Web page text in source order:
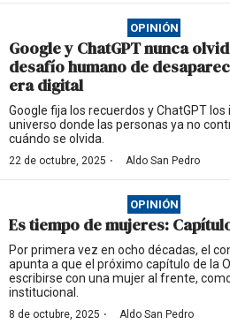
OPINIÓN
Google y ChatGPT nunca
desafío humano de
era digital
Google fija los recuerdos y ChatGPT
universo donde las personas ya no
cuándo se olvida.
22 de octubre, 2025 · Aldo San Pedro
OPINIÓN
Es tiempo de mujeres:
Por primera vez en ocho décadas, el
apunta a que el próximo capítulo de la
escribirse con una mujer al frente,
institucional.
8 de octubre, 2025 · Aldo San Pedro